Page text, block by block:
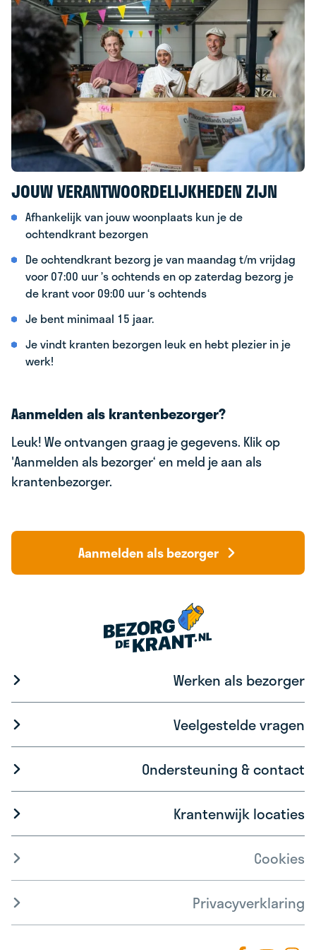
JOUW VERANTWOORDELIJKHEDEN ZIJN
Afhankelijk van jouw woonplaats kun je de
ochtendkrant bezorgen
De ochtendkrant bezorg je van maandag t/m vrijdag
voor 07:00 uur ’s ochtends en op zaterdag bezorg je
de krant voor 09:00 uur ‘s ochtends
Je bent minimaal 15 jaar.
Je vindt kranten bezorgen leuk en hebt plezier in je
werk!
Aanmelden als krantenbezorger?
Leuk! We ontvangen graag je gegevens. Klik op
'Aanmelden als bezorger‘ en meld je aan als
krantenbezorger.
Aanmelden als bezorger
Werken als bezorger
Veelgestelde vragen
Ondersteuning & contact
Krantenwijk locaties
Cookies
Privacyverklaring